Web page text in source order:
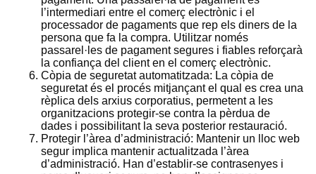
l’intermediari entre el comerç electrònic i el
processador de pagaments que rep els diners de la
persona que fa la compra. Utilitzar només
passarel·les de pagament segures i fiables reforçarà
la confiança del client en el comerç electrònic.
Còpia de seguretat automatitzada: La còpia de
seguretat és el procés mitjançant el qual es crea una
rèplica dels arxius corporatius, permetent a les
organitzacions protegir-se contra la pèrdua de
dades i possibilitant la seva posterior restauració.
Protegir l’àrea d’administració: Mantenir un lloc web
segur implica mantenir actualitzada l’àrea
d’administració. Han d’establir-se contrasenyes i